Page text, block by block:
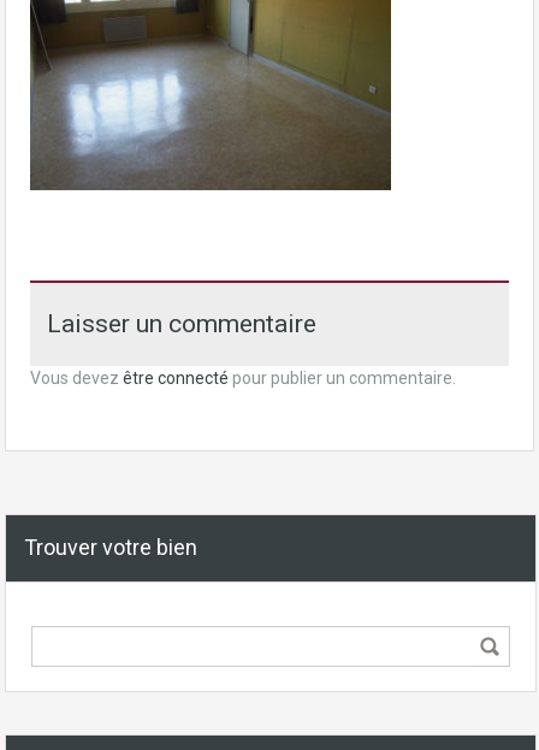
Laisser un commentaire
Vous devez être connecté pour publier un commentaire.
Trouver votre bien